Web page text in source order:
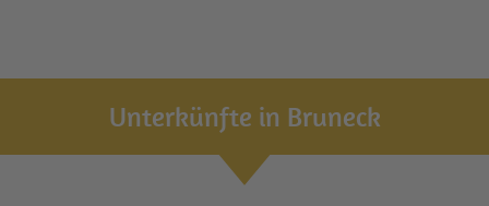
Unterkünfte in Bruneck